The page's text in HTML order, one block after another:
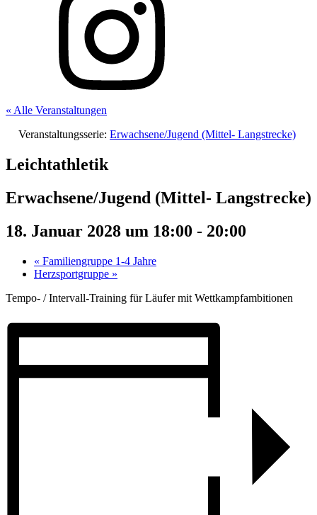
« Alle Veranstaltungen
Veranstaltungsserie: Erwachsene/Jugend (Mittel- Langstrecke)
Leichtathletik
Erwachsene/Jugend (Mittel- Langstrecke)
18. Januar 2028 um 18:00 - 20:00
« Familiengruppe 1-4 Jahre
Herzsportgruppe »
Tempo- / Intervall-Training für Läufer mit Wettkampfambitionen